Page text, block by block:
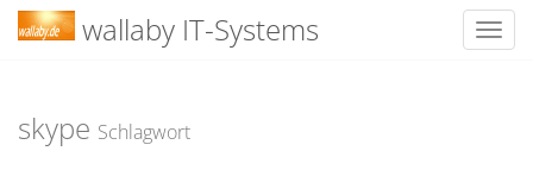
content
wallaby IT-Systems
skype Schlagwort